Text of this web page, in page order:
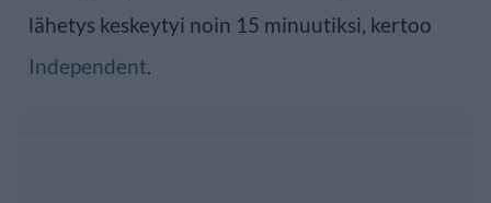
lähetys keskeytyi noin 15 minuutiksi, kertoo
Independent.